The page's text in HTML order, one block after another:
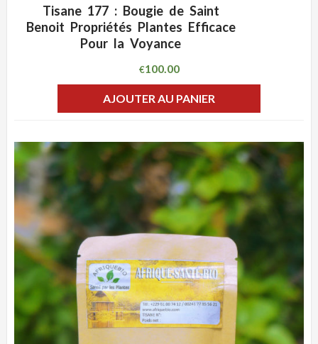
ADD WISHLIST
Tisane 177 : Bougie de Saint
Benoit Propriétés Plantes Efficace
Pour la Voyance
€100.00
AJOUTER AU PANIER